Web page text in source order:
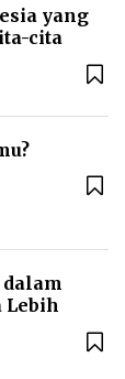
yang
cita
Lebih